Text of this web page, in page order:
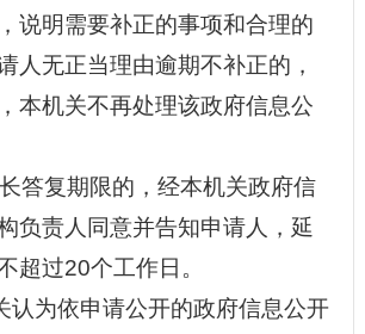
说明需要补正的事项和合理的
人无正当理由逾期不补正的，
本机关不再处理该政府信息公
答复期限的，经本机关政府信
负责人同意并告知申请人，延
超过20个工作日。
认为依申请公开的政府信息公开